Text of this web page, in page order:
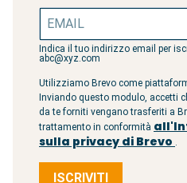
Indica il tuo indirizzo email per
abc@xyz.com
Utilizziamo Brevo come
Inviando questo modulo, accetti
da te forniti vengano trasferiti a
trattamento in conformità
sulla privacy di Brevo
ISCRIVITI